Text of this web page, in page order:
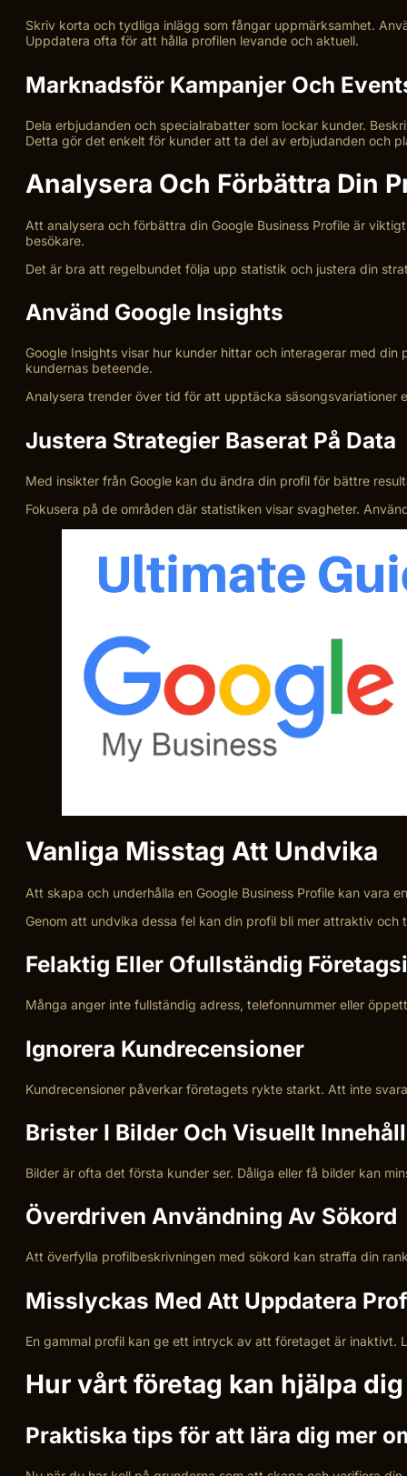
Skriv korta och tydliga inlägg som fångar uppmärksamhet.
Uppdatera ofta för att hålla profilen levande och aktuell.
Marknadsför Kampanjer Och
Dela erbjudanden och specialrabatter som lockar kunder.
Detta gör det enkelt för kunder att ta del av erbjudanden och
Analysera Och Förbättra Din
Att analysera och förbättra din Google Business Profile är
besökare.
Det är bra att regelbundet följa upp statistik och justera din
Använd Google Insights
Google Insights visar hur kunder hittar och interagerar med
kundernas beteende.
Analysera trender över tid för att upptäcka säsongsvariationer
Justera Strategier Baserat På Data
Med insikter från Google kan du ändra din profil för bättre
Fokusera på de områden där statistiken visar svagheter.
Vanliga Misstag Att Undvika
Att skapa och underhålla en Google Business Profile kan vara
Genom att undvika dessa fel kan din profil bli mer attraktiv
Felaktig Eller Ofullständig
Många anger inte fullständig adress, telefonnummer eller
Ignorera Kundrecensioner
Kundrecensioner påverkar företagets rykte starkt. Att inte
Brister I Bilder Och Visuellt Innehåll
Bilder är ofta det första kunder ser. Dåliga eller få bilder kan
Överdriven Användning Av Sökord
Att överfylla profilbeskrivningen med sökord kan straffa din
Misslyckas Med Att Uppdatera
En gammal profil kan ge ett intryck av att företaget är
Hur vårt företag kan hjälpa
Praktiska tips för att lära dig mer